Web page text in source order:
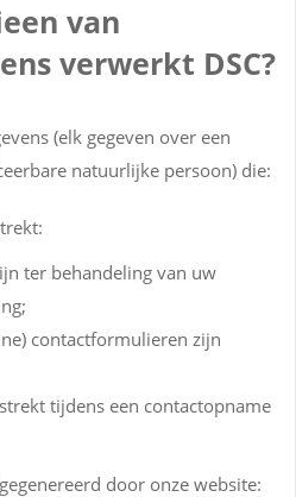
van
verwerkt DSC?
(elk gegeven over een
natuurlijke persoon) die:
ter behandeling van uw
contactformulieren zijn
tijdens een contactopname
door onze website: